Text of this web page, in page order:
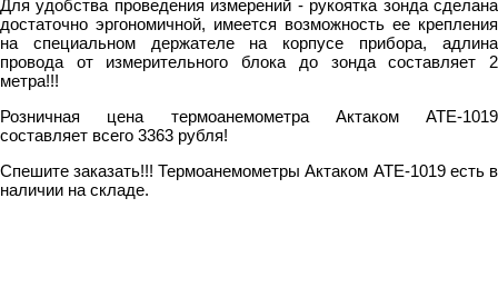
Для удобства проведения измерений - рукоятка зонда сделана
достаточно эргономичной, имеется возможность ее крепления
на специальном держателе на корпусе прибора, адлина
провода от измерительного блока до зонда составляет 2
метра!!!
Розничная цена термоанемометра Актаком АТЕ-1019
составляет всего 3363 рубля!
Спешите заказать!!! Термоанемометры Актаком АТЕ-1019 есть в
наличии на складе.